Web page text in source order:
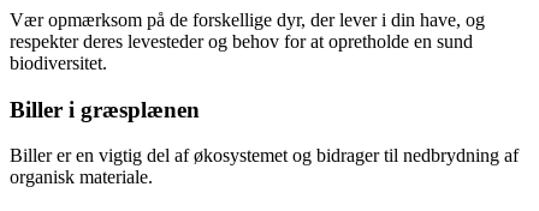
Vær opmærksom på de forskellige dyr, der lever i din have, og
respekter deres levesteder og behov for at opretholde en sund
biodiversitet.
Biller i græsplænen
Biller er en vigtig del af økosystemet og bidrager til nedbrydning af
organisk materiale.